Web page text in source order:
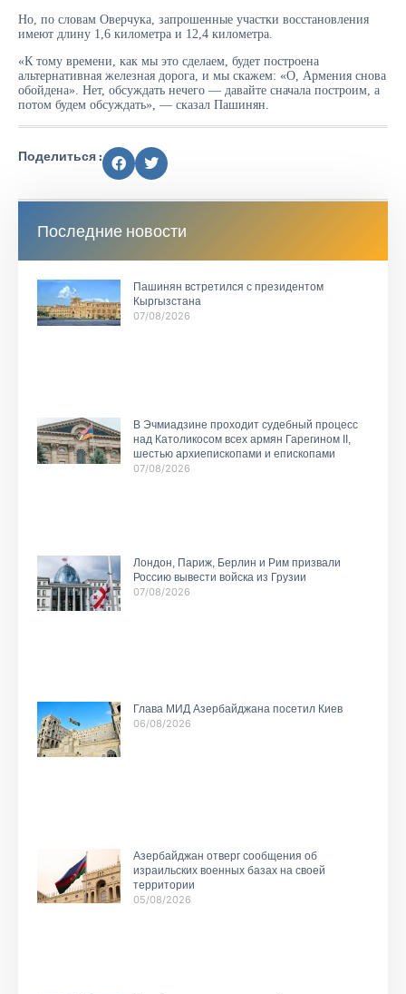
Но, по словам Оверчука, запрошенные участки восстановления
имеют длину 1,6 километра и 12,4 километра.
«К тому времени, как мы это сделаем, будет построена
альтернативная железная дорога, и мы скажем: «О, Армения снова
обойдена». Нет, обсуждать нечего — давайте сначала построим, а
потом будем обсуждать», — сказал Пашинян.
Поделиться :
Последние новости
Пашинян встретился с президентом
Кыргызстана
07/08/2026
В Эчмиадзине проходит судебный процесс
над Католикосом всех армян Гарегином II,
шестью архиепископами и епископами
07/08/2026
Лондон, Париж, Берлин и Рим призвали
Россию вывести войска из Грузии
07/08/2026
Глава МИД Азербайджана посетил Киев
06/08/2026
Азербайджан отверг сообщения об
израильских военных базах на своей
территории
05/08/2026